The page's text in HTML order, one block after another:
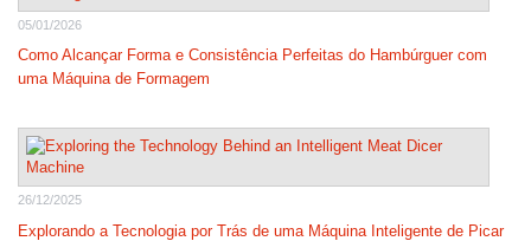
05/01/2026
Como Alcançar Forma e Consistência Perfeitas do Hambúrguer com
uma Máquina de Formagem
26/12/2025
Explorando a Tecnologia por Trás de uma Máquina Inteligente de Picar